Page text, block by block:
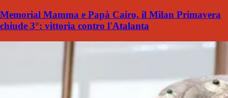
Memorial Mamma e Papà Cairo, il Milan Primavera
chiude 3°: vittoria contro l'Atalanta